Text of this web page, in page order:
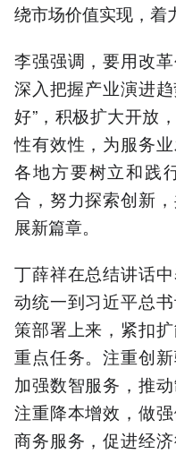
绕市场价值实现，着
李强强调，要用改
深入把握产业演进
好”，积极扩大开放
性有效性，为服务
各地方要树立和践
合，努力探索创新
展新篇章。
丁薛祥在总结讲话
动统一到习近平总
策部署上来，紧扣
重点任务。注重创
加强数智服务，推
注重降本增效，做
商务服务，促进经